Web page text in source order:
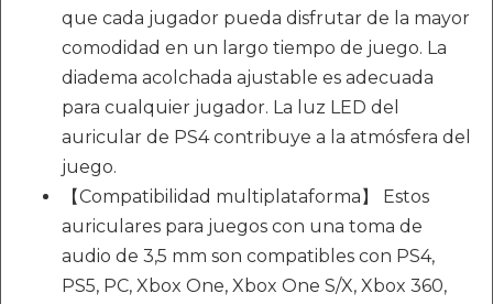
que cada jugador pueda disfrutar de la mayor
comodidad en un largo tiempo de juego. La
diadema acolchada ajustable es adecuada
para cualquier jugador. La luz LED del
auricular de PS4 contribuye a la atmósfera del
juego.
【Compatibilidad multiplataforma】 Estos
auriculares para juegos con una toma de
audio de 3,5 mm son compatibles con PS4,
PS5, PC, Xbox One, Xbox One S/X, Xbox 360,